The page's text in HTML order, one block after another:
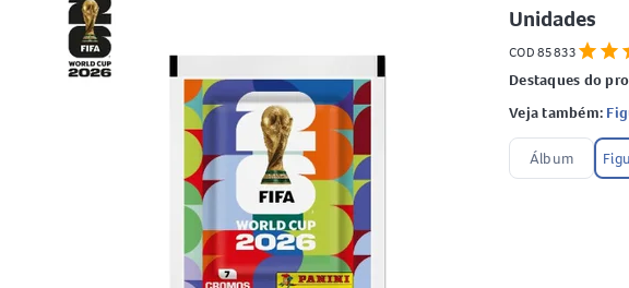
Unidades
COD 85833 starstar
Destaques do
Veja também:
Álbum